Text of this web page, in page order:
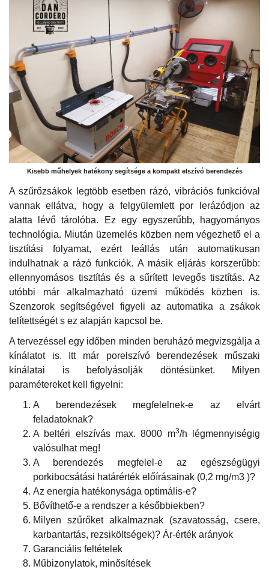
Kisebb műhelyek hatékony segítsége a kompakt elszívó berendezés
A szűrőzsákok legtöbb esetben rázó, vibrációs funkcióval
vannak ellátva, hogy a felgyülemlett por lerázódjon az
alatta lévő tárolóba. Ez egy egyszerűbb, hagyományos
technológia. Miután üzemelés közben nem végezhető el a
tisztítási folyamat, ezért leállás után automatikusan
indulhatnak a rázó funkciók. A másik eljárás korszerűbb:
ellennyomásos tisztítás és a sűrített levegős tisztítás. Az
utóbbi már alkalmazható üzemi működés közben is.
Szenzorok segítségével figyeli az automatika a zsákok
telítettségét s ez alapján kapcsol be.
A tervezéssel egy időben minden beruházó megvizsgálja a
kínálatot is. Itt már porelszívó berendezések műszaki
kínálatai is befolyásolják döntésünket. Milyen
paramétereket kell figyelni:
A berendezések megfelelnek-e az elvárt
feladatoknak?
A beltéri elszívás max. 8000 m3/h légmennyiségig
valósulhat meg!
A berendezés megfelel-e az egészségügyi
porkibocsátási határérték előírásainak (0,2 mg/m3 )?
Az energia hatékonysága optimális-e?
Bővíthető-e a rendszer a későbbiekben?
Milyen szűrőket alkalmaznak (szavatosság, csere,
karbantartás, rezsiköltségek)? Ár-érték arányok
Garanciális feltételek
Műbizonylatok, minősítések